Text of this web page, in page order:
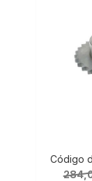
Código de